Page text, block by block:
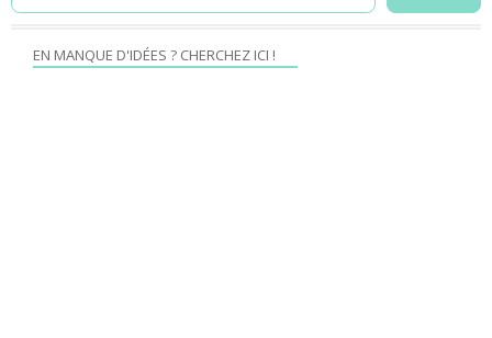
EN MANQUE D'IDÉES ? CHERCHEZ ICI !